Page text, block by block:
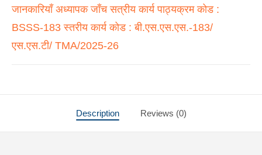
जानकारियाँ अध्यापक जाँच सत्रीय कार्य पाठ्यक्रम कोड :
BSSS-183 स्तरीय कार्य कोड : बी.एस.एस.एस.-183/
एस.एस.टी/ TMA/2025-26
Description Reviews (0)